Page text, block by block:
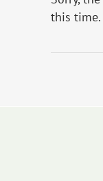
this time.